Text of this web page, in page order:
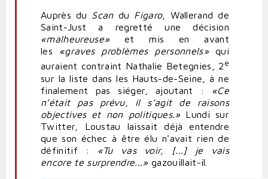
Auprès du Scandu Figaro, Wallerand de
Saint-Just a regretté une décision
«malheureuse»et mis en avant
les «graves problèmes personnels»qui
auraient contraint Nathalie Betegnies, 2e
sur la liste dans les Hauts-de-Seine, à ne
finalement pas siéger, ajoutant : «Ce
n’était pas prévu, il s’agit de raisons
objectives et non politiques.»Lundi sur
Twitter, Loustau laissait déjà entendre
que son échec à être élu n'avait rien de
définitif : «Tu vas voir, [...] je vais
encore te surprendre...»gazouillait-il.